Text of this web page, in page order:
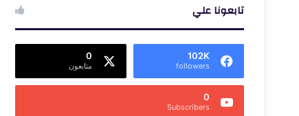
تابعونا علي
102K
followers
0
متابعون
0
Subscribers